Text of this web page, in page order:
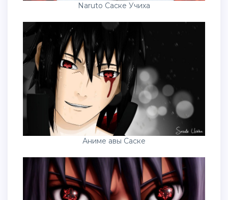
Naruto Саске Учиха
Аниме авы Саске